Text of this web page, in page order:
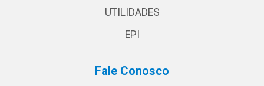
UTILIDADES
EPI
Fale Conosco